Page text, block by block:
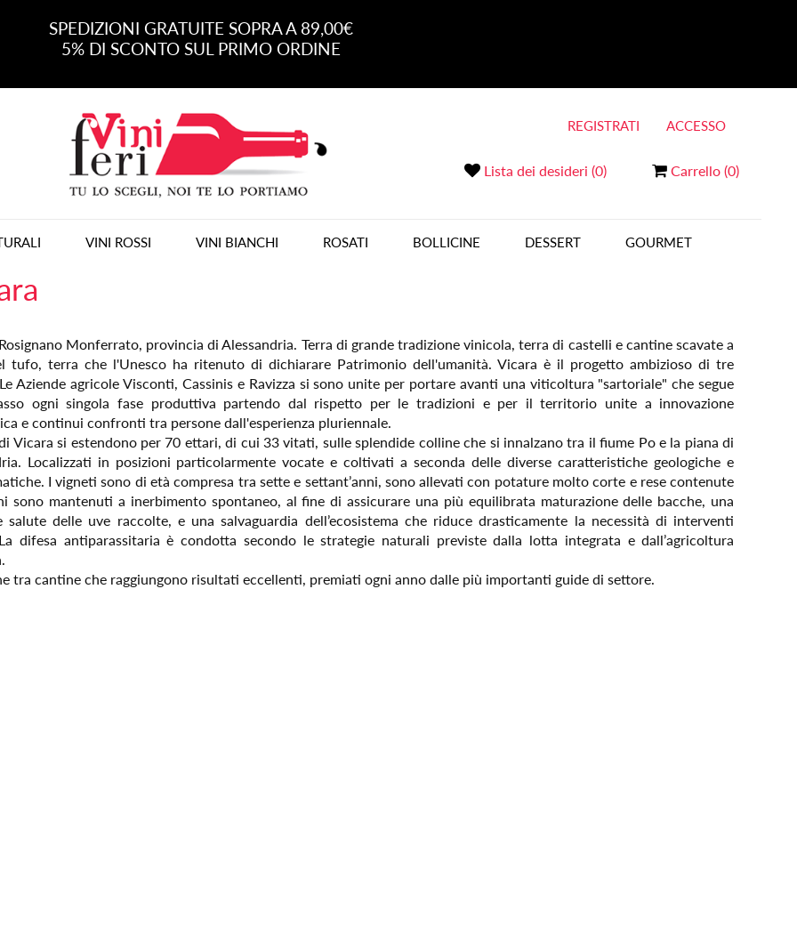
SPEDIZIONI GRATUITE SOPRA A 89,00€
5% DI SCONTO SUL PRIMO ORDINE
Lista dei desideri (0) Carrello (0)
REGISTRATI ACCESSO
VINI ROSSI VINI BIANCHI ROSATI BOLLICINE DESSERT GOURMET
Monferrato, provincia di Alessandria. Terra di grande tradizione vinicola, terra di castelli e cantine scavate a
tufo, terra che l'Unesco ha ritenuto di dichiarare Patrimonio dell'umanità. Vicara è il progetto ambizioso di tre
Aziende agricole Visconti, Cassinis e Ravizza si sono unite per portare avanti una viticoltura "sartoriale" che segue
ogni singola fase produttiva partendo dal rispetto per le tradizioni e per il territorio unite a innovazione
e continui confronti tra persone dall'esperienza pluriennale.
Vicara si estendono per 70 ettari, di cui 33 vitati, sulle splendide colline che si innalzano tra il fiume Po e la piana di
Localizzati in posizioni particolarmente vocate e coltivati a seconda delle diverse caratteristiche geologiche e
I vigneti sono di età compresa tra sette e settant’anni, sono allevati con potature molto corte e rese contenute
sono mantenuti a inerbimento spontaneo, al fine di assicurare una più equilibrata maturazione delle bacche, una
salute delle uve raccolte, e una salvaguardia dell’ecosistema che riduce drasticamente la necessità di interventi
difesa antiparassitaria è condotta secondo le strategie naturali previste dalla lotta integrata e dall’agricoltura
tra cantine che raggiungono risultati eccellenti, premiati ogni anno dalle più importanti guide di settore.